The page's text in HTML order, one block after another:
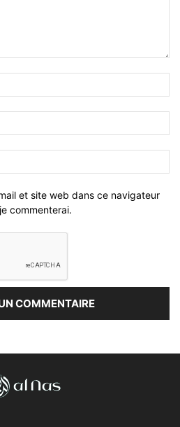
et site web dans ce navigateur
commenterai.